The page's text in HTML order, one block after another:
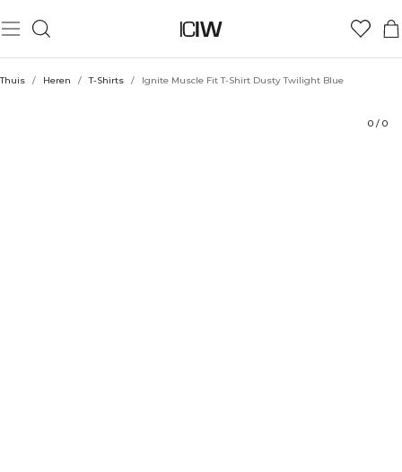
Thuis / Heren / T-Shirts / Ignite Muscle Fit T-Shirt Dusty Twilight Blue
0 / 0